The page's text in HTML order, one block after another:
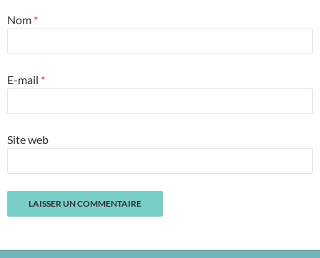
Nom *
E-mail *
Site web